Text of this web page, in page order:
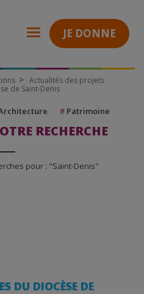
JE DONNE
Actualités des projets
de Saint-Denis
# Patrimoine
RECHERCHE
pour : "Saint-Denis"
DU DIOCÈSE DE